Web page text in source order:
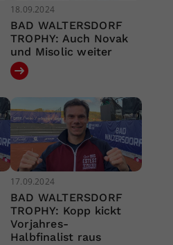
18.09.2024
BAD WALTERSDORF
TROPHY: Auch Novak
und Misolic weiter
17.09.2024
BAD WALTERSDORF
TROPHY: Kopp kickt
Vorjahres-
Halbfinalist raus